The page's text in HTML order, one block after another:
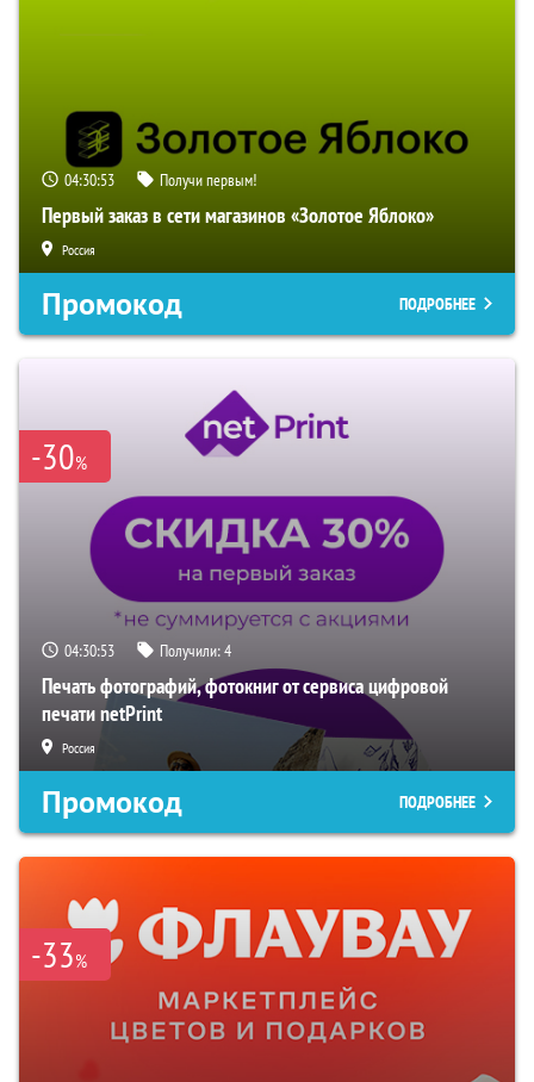
04:30:52 Получи первым!
Первый заказ в сети магазинов «Золотое Яблоко»
Россия
Промокод ПОДРОБНЕЕ
-30%
04:30:52 Получили:4
Печать фотографий, фотокниг от сервиса цифровой
печати netPrint
Россия
Промокод ПОДРОБНЕЕ
-33%